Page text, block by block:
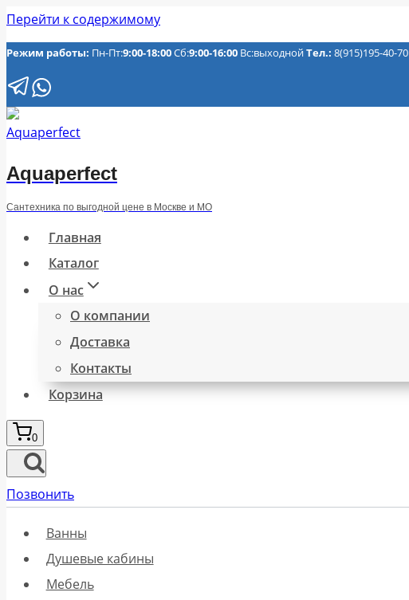
Перейти к содержимому
Режим работы: Пн-Пт:9:00-18:00Сб:9:00-16:00 Вс:выходнойТел.: 8(915)195-40-70
Aquaperfect
Сантехника по выгодной цене в Москве и МО
Главная
Каталог
О нас
О компании
Доставка
Контакты
Корзина
0
Позвонить
Ванны
Душевые кабины
Мебель